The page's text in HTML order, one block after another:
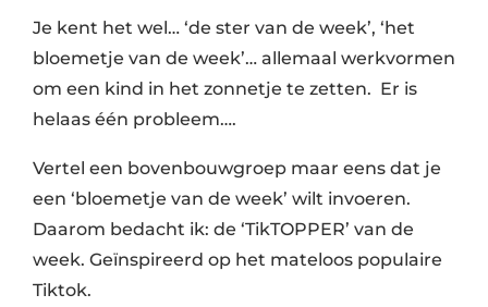
Je kent het wel… ‘de ster van de week’, ‘het
bloemetje van de week’… allemaal werkvormen
om een kind in het zonnetje te zetten. Er is
helaas één probleem….
Vertel een bovenbouwgroep maar eens dat je
een ‘bloemetje van de week’ wilt invoeren.
Daarom bedacht ik: de ‘TikTOPPER’ van de
week. Geïnspireerd op het mateloos populaire
Tiktok.